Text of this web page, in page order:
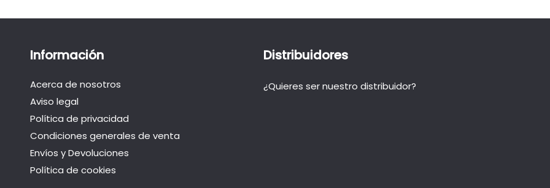
Información
Acerca de nosotros
Aviso legal
Política de privacidad
Condiciones generales de venta
Envíos y Devoluciones
Política de cookies
Distribuidores
¿Quieres ser nuestro distribuidor?